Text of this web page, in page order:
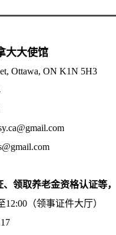
大大使馆
Ottawa, ON K1N 5H3
领取养老金资格认证等
（领事证件大厅）